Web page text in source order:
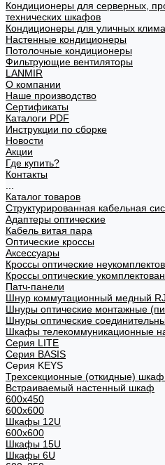
Кондиционеры для серверных,
технических шкафов
Кондиционеры для уличных
Настенные кондиционеры
Потолочные кондиционеры
Фильтрующие вентиляторы
LANMIR
О компании
Наше производство
Сертификаты
Каталоги PDF
Инструкции по сборке
Новости
Акции
Где купить?
Контакты
Каталог товаров
Структурированная кабельная
Адаптеры оптические
Кабель витая пара
Оптические кроссы
Аксессуары
Кроссы оптические
Кроссы оптические
Патч-панели
Шнур коммутационный медный
Шнуры оптические монтажные
Шнуры оптические
Шкафы телекоммуникационные
Cерия LITE
Cерия BASIS
Cерия KEYS
Трехсекционные (откидные)
Встраиваемый настенный шкаф
600x450
600x600
Шкафы 12U
600x600
Шкафы 15U
Шкафы 6U